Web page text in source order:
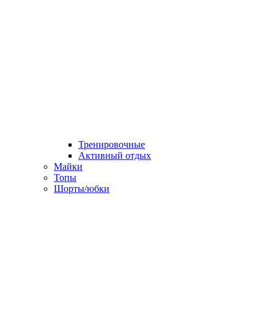
Тренировочные
Активный отдых
Майки
Топы
Шорты/юбки